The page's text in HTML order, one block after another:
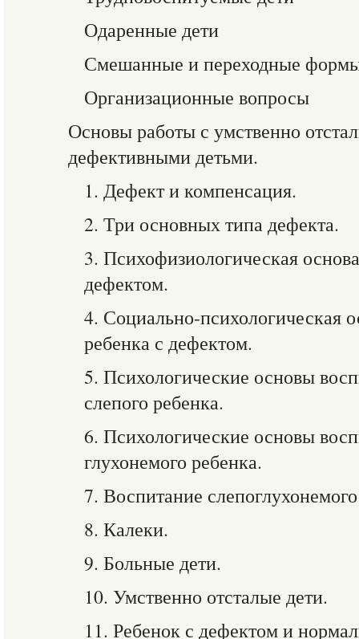
Одаренные дети
Смешанные и переходные
Организационные вопросы
Основы работы с умственно
дефективными детьми.
1. Дефект и компенсация.
2. Три основных типа дефекта.
3. Психофизиологическая
дефектом.
4. Социально-психологическая
ребенка с дефектом.
5. Психологические основы
слепого ребенка.
6. Психологические основы
глухонемого ребенка.
7. Воспитание
8. Калеки.
9. Больные дети.
10. Умственно отсталые дети.
11. Ребенок с дефектом и